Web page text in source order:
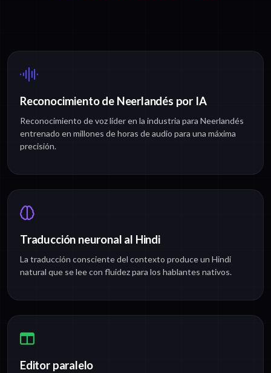
Reconocimiento de Neerlandés por IA
Reconocimiento de voz líder en la industria para Neerlandés
entrenado en millones de horas de audio para una máxima
precisión.
Traducción neuronal al Hindi
La traducción consciente del contexto produce un Hindi
natural que se lee con fluidez para los hablantes nativos.
Editor paralelo